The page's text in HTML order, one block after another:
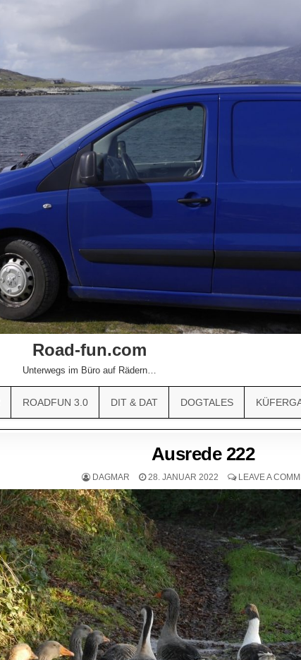
Road-fun.com
Unterwegs im Büro auf Rädern…
ROADFUN 3.0 DIT & DAT DOGTALES
Ausrede 222
DAGMAR 28. JANUAR 2022 LEAVE A